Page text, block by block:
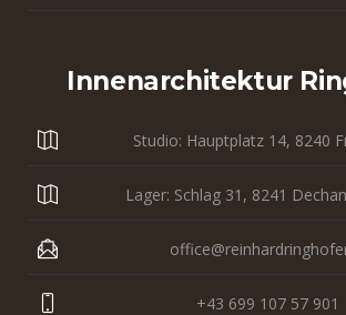
Innenarchitektur
Studio: Hauptplatz 14, 8240
Lager: Schlag 31, 8241
+43 699 107 57 901